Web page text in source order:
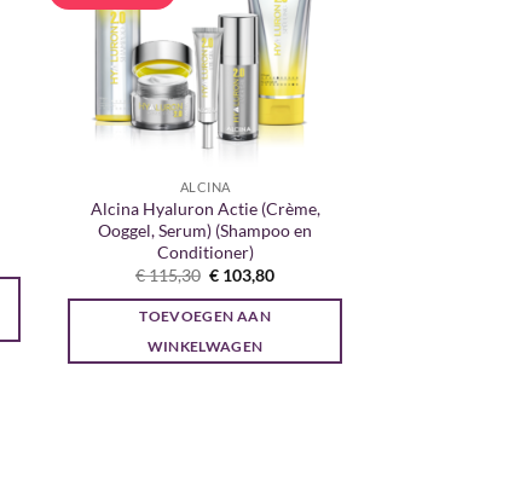
ALCINA
Alcina Hyaluron Actie (Crème,
Ooggel, Serum) (Shampoo en
Conditioner)
€115,30 Oorspronkelijke
was:
€ 115,30.
€ 103,80Huidige
TOEVOEGEN AAN
WINKELWAGEN